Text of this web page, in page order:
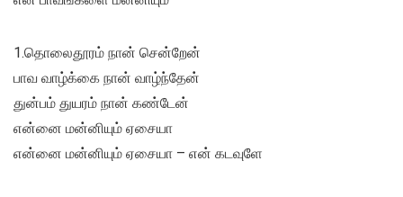
1.தொலைதூரம் நான் சென்றேன்
பாவ வாழ்க்கை நான் வாழ்ந்தேன்
துன்பம் துயரம் நான் கண்டேன்
என்னை மன்னியும் ஏசையா
என்னை மன்னியும் ஏசையா – என் கடவுளே